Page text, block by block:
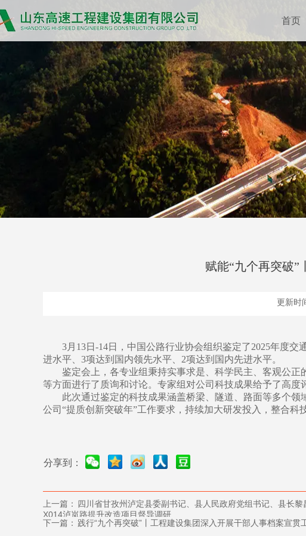
首页
赋能“九个再突破”
3月13日-14日，中国公路行业协会组织鉴定了2025年度
进水平、3项达到国内领先水平、2项达到国内先进水平。
鉴定会上，各专业组秉持实事求是、科学民主、客观公
等方面进行了质询和讨论。专家组对公司科技成果给予了高度
此次通过鉴定的科技成果涵盖桥梁、隧道、路面等多个
公司“提质创新突破年”工作要求，持续加大研发投入，整合
更新时
上一篇：
四川省甘孜州泸定县委副书记、县人民政府党组书记、县长
X014泸岚路提升改造项目督导调研
下一篇： 践行“九个再突破”丨工程建设集团深入开展干部人事档案宣贯
分享到：